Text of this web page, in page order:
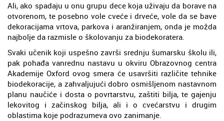
Ali, ako spadaju u onu grupu dece koja uživaju da borave na
otvorenom, te posebno vole cveće i drveće, vole da se bave
dekoracijama vrtova, parkova i aranžiranjem, onda je možda
najbolje da razmisle o školovanju za biodekoratera.
Svaki učenik koji uspešno završi srednju šumarsku školu ili,
pak pohađa vanrednu nastavu u okviru Obrazovnog centra
Akademije Oxford ovog smera će usavršiti različite tehnike
biodekoracije, a zahvaljujući dobro osmišljenom nastavnom
planu naučiće i dosta o povrtarstvu, zaštiti bilja, te gajenju
lekovitog i začinskog bilja, ali i o cvećarstvu i drugim
oblastima koje podrazumeva ovo zanimanje.